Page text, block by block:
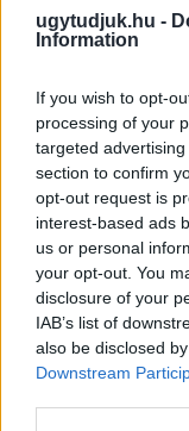
ugytudjuk.hu -
Information
If you wish to opt-
processing of your
targeted
section to confirm
opt-out request is
interest-based ads
us or personal
your opt-out. You
disclosure of your
IAB’s list of
also be disclosed
Downstream
A BAROKK